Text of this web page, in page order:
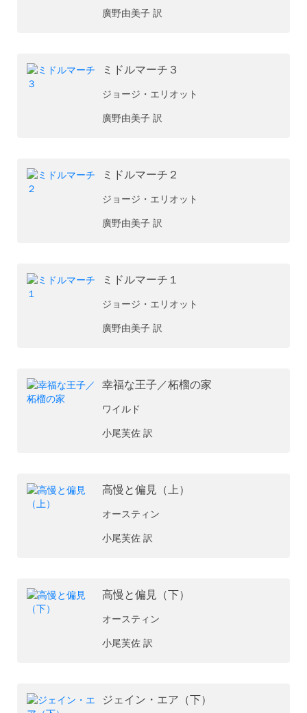
廣野由美子 訳
ミドルマーチ３
ジョージ・エリオット
廣野由美子 訳
ミドルマーチ２
ジョージ・エリオット
廣野由美子 訳
ミドルマーチ１
ジョージ・エリオット
廣野由美子 訳
幸福な王子／柘榴の家
ワイルド
小尾芙佐 訳
高慢と偏見（上）
オースティン
小尾芙佐 訳
高慢と偏見（下）
オースティン
小尾芙佐 訳
ジェイン・エア（下）